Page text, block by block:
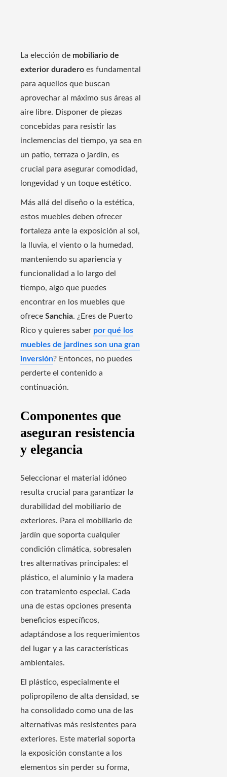
La elección de mobiliario de
exterior duradero es fundamental
para aquellos que buscan
aprovechar al máximo sus áreas al
aire libre. Disponer de piezas
concebidas para resistir las
inclemencias del tiempo, ya sea en
un patio, terraza o jardín, es
crucial para asegurar comodidad,
longevidad y un toque estético.
Más allá del diseño o la estética,
estos muebles deben ofrecer
fortaleza ante la exposición al sol,
la lluvia, el viento o la humedad,
manteniendo su apariencia y
funcionalidad a lo largo del
tiempo, algo que puedes
encontrar en los muebles que
ofrece Sanchia. ¿Eres de Puerto
Rico y quieres saber por qué los
muebles de jardines son una gran
inversión? Entonces, no puedes
perderte el contenido a
continuación.
Componentes que
aseguran resistencia
y elegancia
Seleccionar el material idóneo
resulta crucial para garantizar la
durabilidad del mobiliario de
exteriores. Para el mobiliario de
jardín que soporta cualquier
condición climática, sobresalen
tres alternativas principales: el
plástico, el aluminio y la madera
con tratamiento especial. Cada
una de estas opciones presenta
beneficios específicos,
adaptándose a los requerimientos
del lugar y a las características
ambientales.
El plástico, especialmente el
polipropileno de alta densidad, se
ha consolidado como una de las
alternativas más resistentes para
exteriores. Este material soporta
la exposición constante a los
elementos sin perder su forma,